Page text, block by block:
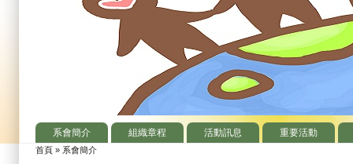
主選單
系會簡介 組織章程 活動訊息 重要活動
您在這裡
首頁 » 系會簡介